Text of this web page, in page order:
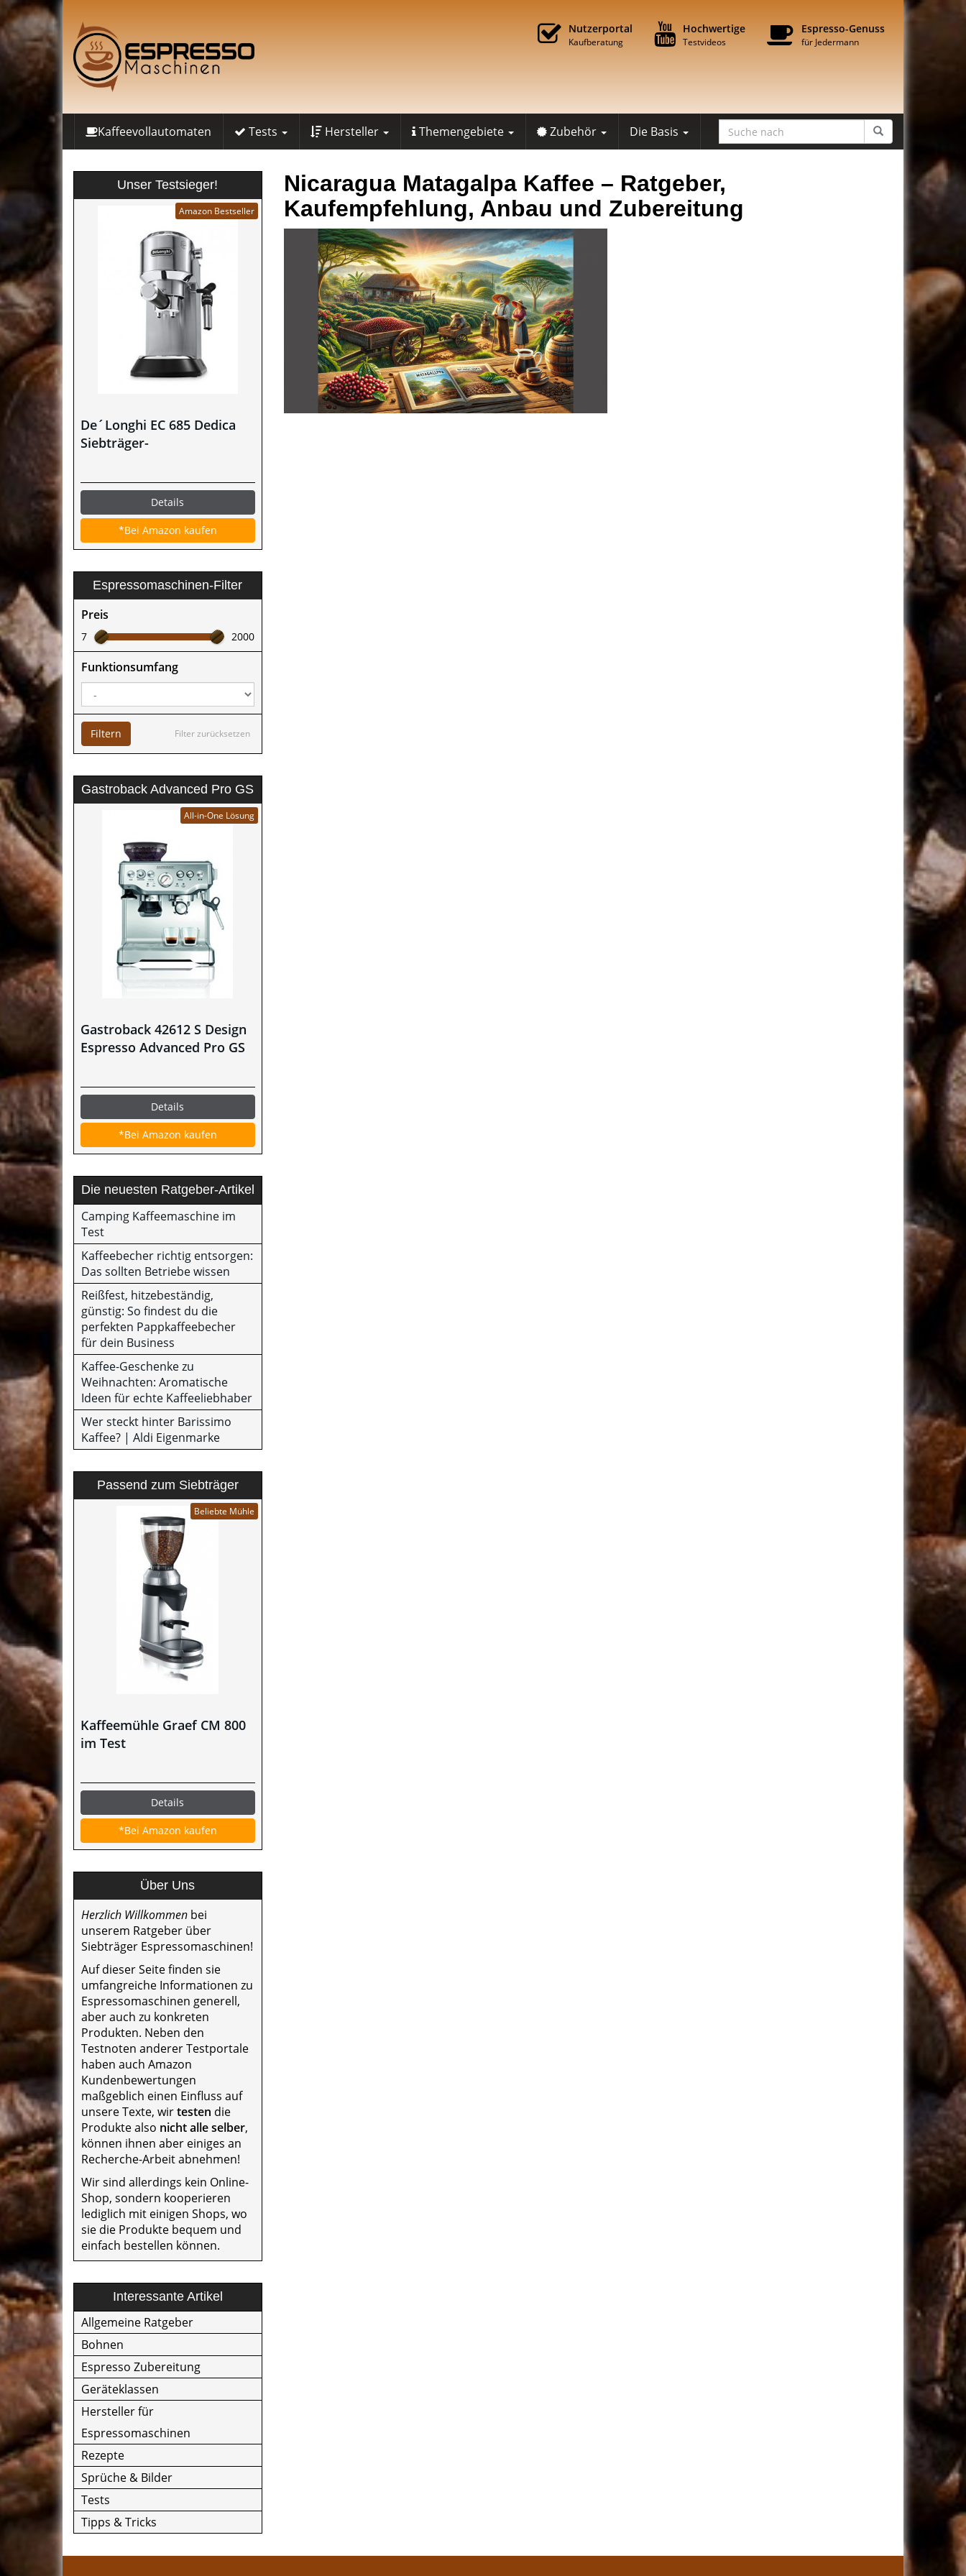
Skip
to
main
content
Nutzerportal
Kaufberatung
Hochwertige
Testvideos
Espresso-Genuss
für Jedermann
Kaffeevollautomaten Tests Hersteller Themengebiete Zubehör Die Basis
Nicaragua Matagalpa Kaffee – Ratgeber,
Kaufempfehlung, Anbau und Zubereitung
Unser Testsieger!
Amazon Bestseller
De´Longhi EC 685 Dedica
Siebträger-
Details
*Bei Amazon kaufen
Espressomaschinen-Filter
Preis
7 2000
Funktionsumfang
Filter zurücksetzen
Filtern
Gastroback Advanced Pro GS
All-in-One Lösung
Gastroback 42612 S Design
Espresso Advanced Pro GS
Details
*Bei Amazon kaufen
Die neuesten Ratgeber-Artikel
Camping Kaffeemaschine im
Test
Kaffeebecher richtig entsorgen:
Das sollten Betriebe wissen
Reißfest, hitzebeständig,
günstig: So findest du die
perfekten Pappkaffeebecher
für dein Business
Kaffee-Geschenke zu
Weihnachten: Aromatische
Ideen für echte Kaffeeliebhaber
Wer steckt hinter Barissimo
Kaffee? | Aldi Eigenmarke
Passend zum Siebträger
Beliebte Mühle
Kaffeemühle Graef CM 800
im Test
Details
*Bei Amazon kaufen
Über Uns
Herzlich Willkommen bei
unserem Ratgeber über
Siebträger Espressomaschinen!
Auf dieser Seite finden sie
umfangreiche Informationen zu
Espressomaschinen generell,
aber auch zu konkreten
Produkten. Neben den
Testnoten anderer Testportale
haben auch Amazon
Kundenbewertungen
maßgeblich einen Einfluss auf
unsere Texte, wirtesten die
Produkte also nicht alle selber,
können ihnen aber einiges an
Recherche-Arbeit abnehmen!
Wir sind allerdings kein Online-
Shop, sondern kooperieren
lediglich mit einigen Shops, wo
sie die Produkte bequem und
einfach bestellen können.
Interessante Artikel
Allgemeine Ratgeber
Bohnen
Espresso Zubereitung
Geräteklassen
Hersteller für
Espressomaschinen
Rezepte
Sprüche & Bilder
Tests
Tipps & Tricks